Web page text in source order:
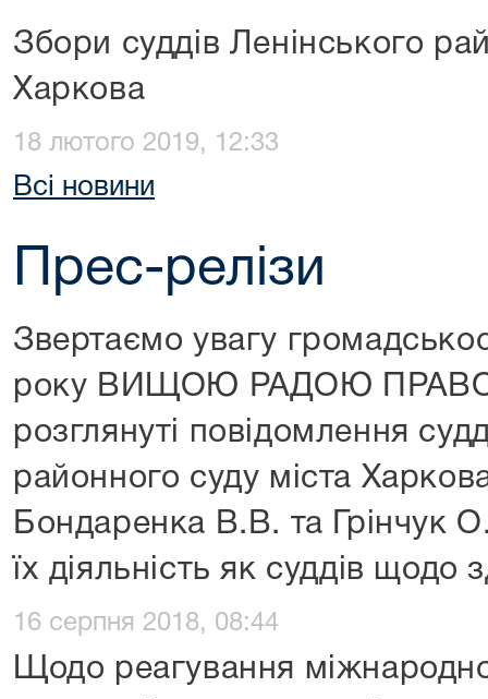
Збори суддів Ленінського
Харкова
18 лютого 2019, 12:33
Всі новини
Прес-релізи
Звертаємо увагу
року ВИЩОЮ РАДОЮ
розглянуті повідомлення
районного суду міста
Бондаренка В.В. та Грінчук
їх діяльність як суддів щодо
16 серпня 2018, 08:44
Щодо реагування